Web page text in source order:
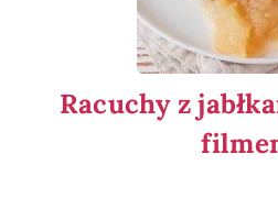
Racuchy z